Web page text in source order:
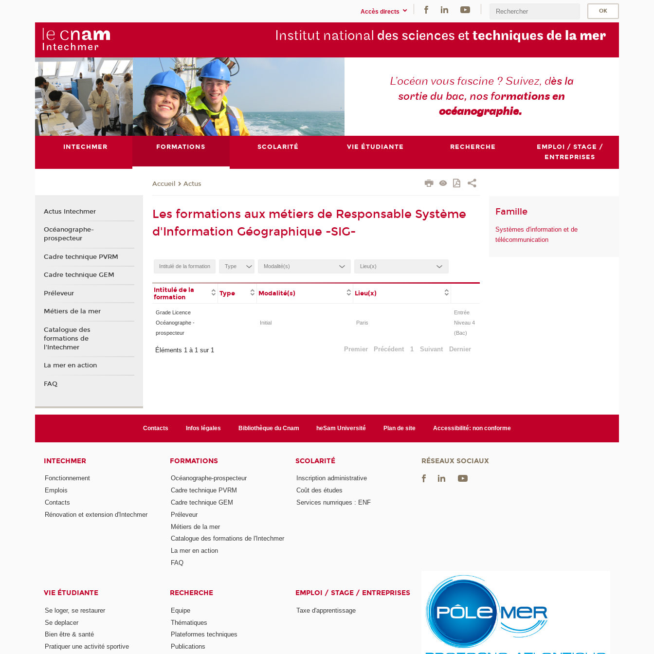
Accès directs
Institut national des sciences et techniques de la mer
L’océan vous fascine ? Suivez, dès la
sortie du bac, nos formations en
océanographie.
INTECHMER FORMATIONS SCOLARITÉ VIE ÉTUDIANTE RECHERCHE
EMPLOI / STAGE /
ENTREPRISES
Accueil Actus
Les formations aux métiers de Responsable Système
d'Information Géographique -SIG-
Intitulé de la
formation
Type Modalité(s) Lieu(x)
Grade Licence
Océanographe -
prospecteur
Initial Paris
Entrée
Niveau 4
(Bac)
Éléments 1 à 1 sur 1 Premier Précédent 1 Suivant Dernier
Famille
Systèmes d'information et de
télécommunication
Actus Intechmer
Océanographe-
prospecteur
Cadre technique PVRM
Cadre technique GEM
Préleveur
Métiers de la mer
Catalogue des
formations de
l'Intechmer
La mer en action
FAQ
Contacts Infos légales Bibliothèque du Cnam heSam Université Plan de site Accessibilité: non conforme
INTECHMER
Fonctionnement
Emplois
Contacts
Rénovation et extension d'Intechmer
FORMATIONS
Océanographe-prospecteur
Cadre technique PVRM
Cadre technique GEM
Préleveur
Métiers de la mer
Catalogue des formations de l'Intechmer
La mer en action
FAQ
SCOLARITÉ
Inscription administrative
Coût des études
Services numriques : ENF
VIE ÉTUDIANTE
Se loger, se restaurer
Se deplacer
Bien être & santé
Pratiquer une activité sportive
RECHERCHE
Equipe
Thématiques
Plateformes techniques
Publications
EMPLOI / STAGE / ENTREPRISES
Taxe d'apprentissage
RÉSEAUX SOCIAUX